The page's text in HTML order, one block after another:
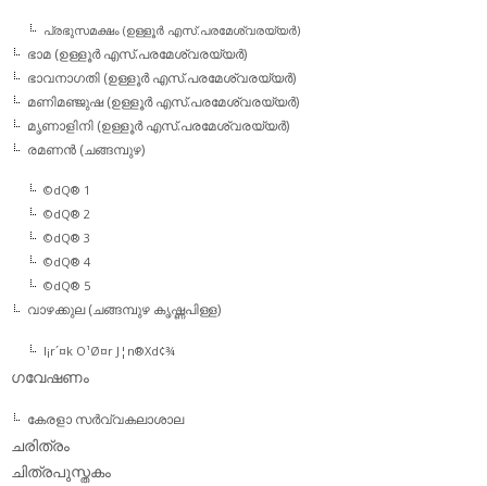
പ്രഭുസമക്ഷം (ഉള്ളൂര്‍ എസ്.പരമേശ്വരയ്യര്‍)
ഭാമ (ഉള്ളൂര്‍ എസ്.പരമേശ്വരയ്യര്‍)
ഭാവനാഗതി (ഉള്ളൂര്‍ എസ്.പരമേശ്വരയ്യര്‍)
മണിമഞ്ജുഷ (ഉള്ളൂര്‍ എസ്.പരമേശ്വരയ്യര്‍)
മൃണാളിനി (ഉള്ളൂര്‍ എസ്.പരമേശ്വരയ്യര്‍)
രമണന്‍ (ചങ്ങമ്പുഴ)
©dQ® 1
©dQ® 2
©dQ® 3
©dQ® 4
©dQ® 5
വാഴക്കുല (ചങ്ങമ്പുഴ കൃഷ്ണപിള്ള)
l¡r´¤k O¹Ø¤r J¦n®Xd¢¾
ഗവേഷണം
കേരളാ സര്‍വ്വകലാശാല
ചരിത്രം
ചിത്രപുസ്തകം